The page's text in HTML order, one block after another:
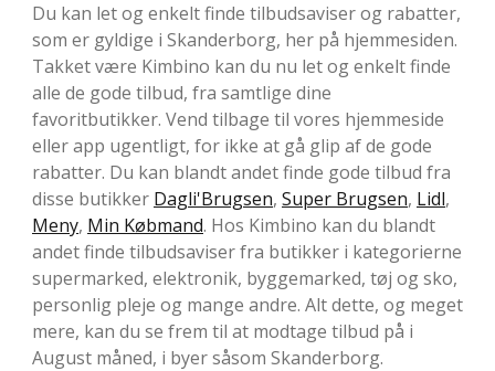
Du kan let og enkelt finde tilbudsaviser og rabatter,
som er gyldige i Skanderborg, her på hjemmesiden.
Takket være Kimbino kan du nu let og enkelt finde
alle de gode tilbud, fra samtlige dine
favoritbutikker. Vend tilbage til vores hjemmeside
eller app ugentligt, for ikke at gå glip af de gode
rabatter. Du kan blandt andet finde gode tilbud fra
disse butikker Dagli'Brugsen, Super Brugsen, Lidl,
Meny, Min Købmand. Hos Kimbino kan du blandt
andet finde tilbudsaviser fra butikker i kategorierne
supermarked, elektronik, byggemarked, tøj og sko,
personlig pleje og mange andre. Alt dette, og meget
mere, kan du se frem til at modtage tilbud på i
August måned, i byer såsom Skanderborg.